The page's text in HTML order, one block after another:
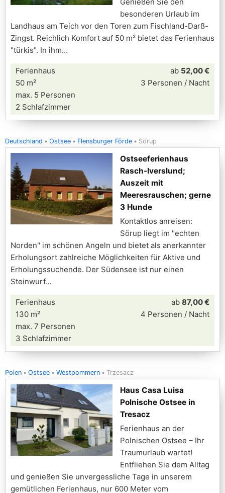
besonderen Urlaub im
Landhaus am Teich vor den Toren zum Fischland-Darß-
Zingst. Reichlich Komfort auf 50 m² bietet das Ferienhaus
"türkis". In ihm
Ferienhaus
50 m²
max. 5 Personen
2 Schlafzimmer
ab 52,00 €
3 Personen / Nacht
Deutschland Ostsee Flensburger Förde Sörup
Ostseeferienhaus
Rasch-Iverslund;
Auszeit mit
Meeresrauschen; gerne
3 Hunde
Kontaktlos anreisen:
Sörup liegt im "echten
Norden" im schönen Angeln und bietet als anerkannter
Erholungsort zahlreiche Möglichkeiten für Aktive und
Erholungssuchende. Der Südensee ist nur einen
Steinwurf
Ferienhaus
130 m²
max. 7 Personen
3 Schlafzimmer
ab 87,00 €
4 Personen / Nacht
Polen Ostsee Westpommern Trzesacz
Haus Casa Luisa
Polnische Ostsee in
Tresacz
Ferienhaus an der
Polnischen Ostsee – Ihr
Traumurlaub wartet!
Entfliehen Sie dem Alltag
und genießen Sie unvergessliche Tage in unserem
gemütlichen Ferienhaus, nur 600 Meter vom